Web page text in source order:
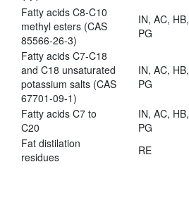
Fatty acids C8-C10
methyl esters (CAS
85566-26-3)
IN, AC, HB,
PG
Fatty acids C7-C18
and C18 unsaturated
potassium salts (CAS
67701-09-1)
IN, AC, HB,
PG
Fatty acids C7 to
C20
IN, AC, HB,
PG
Fat distilation
residues
RE